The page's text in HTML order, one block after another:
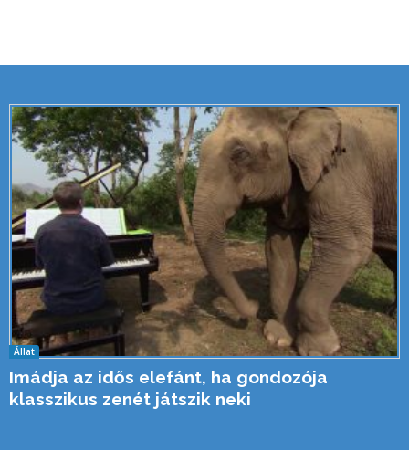
Állat
Imádja az idős elefánt, ha gondozója
klasszikus zenét játszik neki